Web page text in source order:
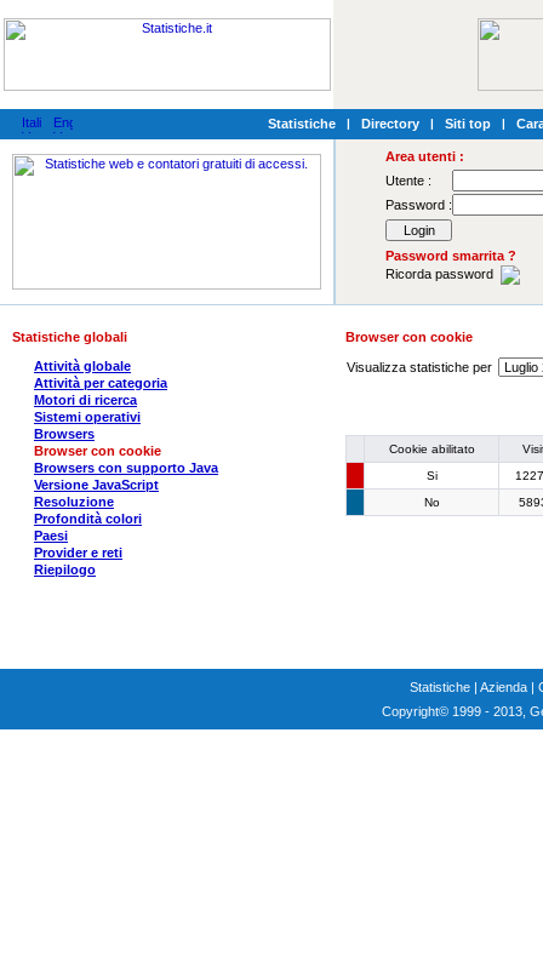
Statistiche | Directory | Siti top |
Area utenti :
Utente :
Password :
Password smarrita ?
Ricorda password
Statistiche globali
Attività globale
Attività per categoria
Motori di ricerca
Sistemi operativi
Browsers
Browser con cookie
Browsers con supporto Java
Versione JavaScript
Resoluzione
Profondità colori
Paesi
Provider e reti
Riepilogo
Browser con cookie
Visualizza statistiche per
Cookie abilitato
Si
No
Statistiche | Azienda |
Copyright© 1999 - 2013,